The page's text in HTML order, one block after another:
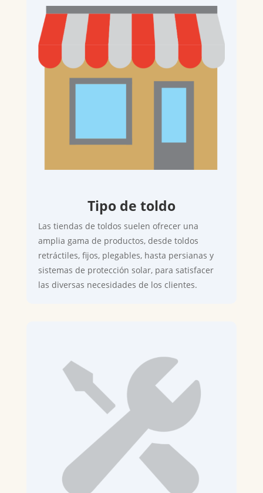
Tipo de toldo
Las tiendas de toldos suelen ofrecer una
amplia gama de productos, desde toldos
retráctiles, fijos, plegables, hasta persianas y
sistemas de protección solar, para satisfacer
las diversas necesidades de los clientes.